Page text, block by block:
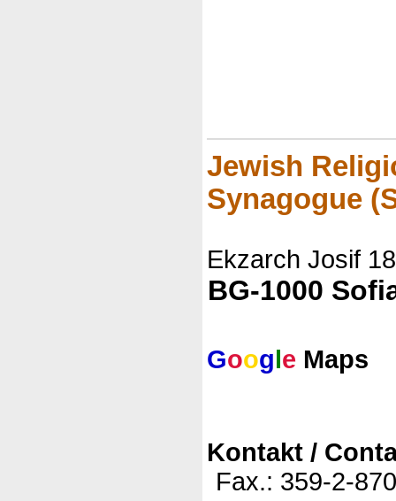
Jewish
Synagogue
Ekzarch Josif 18
BG-1000
Google Maps
Kontakt /
Fax.: 359-2-